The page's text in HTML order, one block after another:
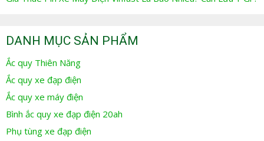
DANH MỤC SẢN PHẨM
Ắc quy Thiên Năng
Ắc quy xe đạp điện
Ắc quy xe máy điện
Bình ắc quy xe đạp điện 20ah
Phụ tùng xe đạp điện